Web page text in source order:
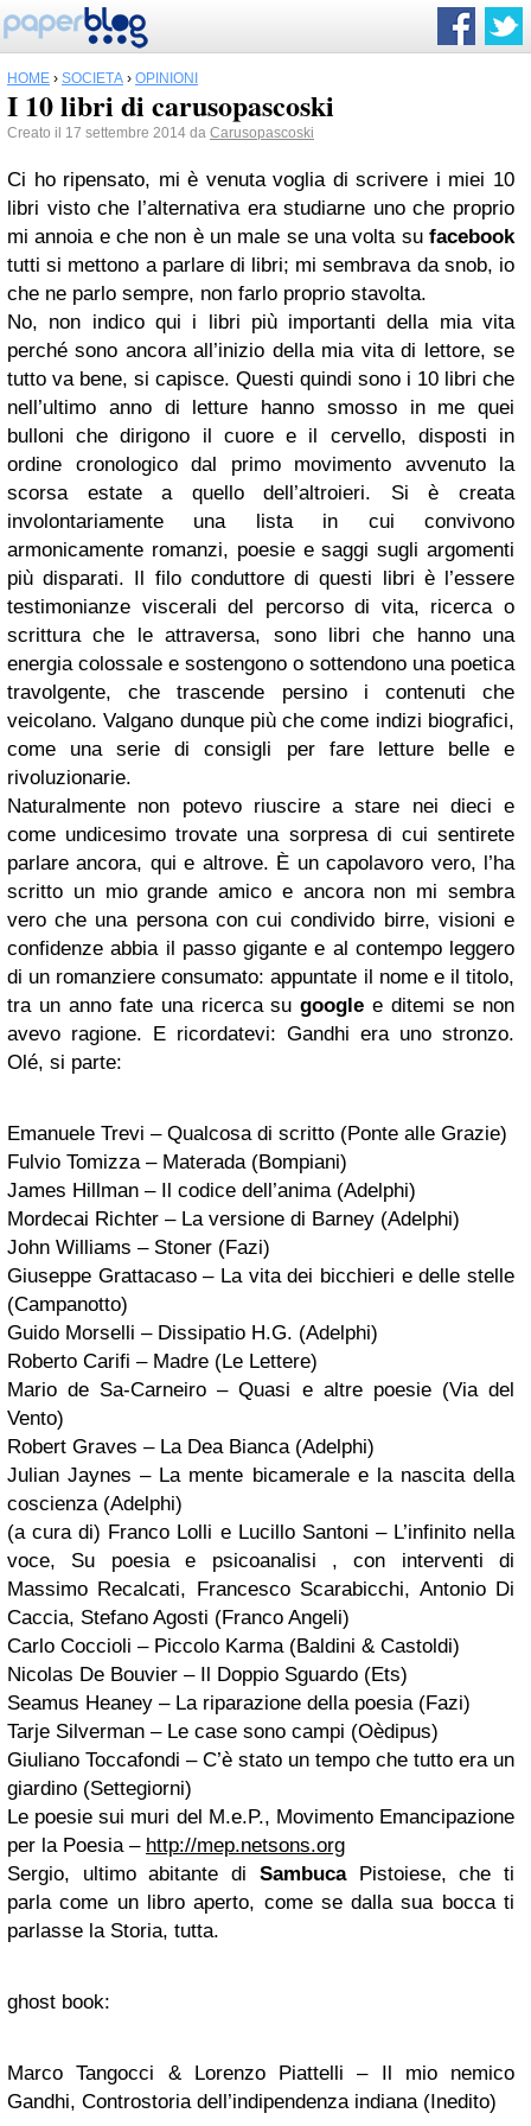
HOME › SOCIETÀ › OPINIONI
I 10 libri di carusopascoski
Creato il 17 settembre 2014 da Carusopascoski
Ci ho ripensato, mi è venuta voglia di scrivere i miei 10
libri visto che l’alternativa era studiarne uno che proprio
mi annoia e che non è un male se una volta su facebook
tutti si mettono a parlare di libri; mi sembrava da snob, io
che ne parlo sempre, non farlo proprio stavolta.
No, non indico qui i libri più importanti della mia vita
perché sono ancora all’inizio della mia vita di lettore, se
tutto va bene, si capisce. Questi quindi sono i 10 libri che
nell’ultimo anno di letture hanno smosso in me quei
bulloni che dirigono il cuore e il cervello, disposti in
ordine cronologico dal primo movimento avvenuto la
scorsa estate a quello dell’altroieri. Si è creata
involontariamente una lista in cui convivono
armonicamente romanzi, poesie e saggi sugli argomenti
più disparati. Il filo conduttore di questi libri è l’essere
testimonianze viscerali del percorso di vita, ricerca o
scrittura che le attraversa, sono libri che hanno una
energia colossale e sostengono o sottendono una poetica
travolgente, che trascende persino i contenuti che
veicolano. Valgano dunque più che come indizi biografici,
come una serie di consigli per fare letture belle e
rivoluzionarie.
Naturalmente non potevo riuscire a stare nei dieci e
come undicesimo trovate una sorpresa di cui sentirete
parlare ancora, qui e altrove. È un capolavoro vero, l’ha
scritto un mio grande amico e ancora non mi sembra
vero che una persona con cui condivido birre, visioni e
confidenze abbia il passo gigante e al contempo leggero
di un romanziere consumato: appuntate il nome e il titolo,
tra un anno fate una ricerca sugoogle e ditemi se non
avevo ragione. E ricordatevi: Gandhi era uno stronzo.
Olé, si parte:
Emanuele Trevi – Qualcosa di scritto (Ponte alle Grazie)
Fulvio Tomizza – Materada (Bompiani)
James Hillman – Il codice dell’anima (Adelphi)
Mordecai Richter – La versione di Barney (Adelphi)
John Williams – Stoner (Fazi)
Giuseppe Grattacaso – La vita dei bicchieri e delle stelle
(Campanotto)
Guido Morselli – Dissipatio H.G. (Adelphi)
Roberto Carifi – Madre (Le Lettere)
Mario de Sa-Carneiro – Quasi e altre poesie (Via del
Vento)
Robert Graves – La Dea Bianca (Adelphi)
Julian Jaynes – La mente bicamerale e la nascita della
coscienza (Adelphi)
(a cura di) Franco Lolli e Lucillo Santoni – L’infinito nella
voce, Su poesia e psicoanalisi , con interventi di
Massimo Recalcati, Francesco Scarabicchi, Antonio Di
Caccia, Stefano Agosti (Franco Angeli)
Carlo Coccioli – Piccolo Karma (Baldini & Castoldi)
Nicolas De Bouvier – Il Doppio Sguardo (Ets)
Seamus Heaney – La riparazione della poesia (Fazi)
Tarje Silverman – Le case sono campi (Oèdipus)
Giuliano Toccafondi – C’è stato un tempo che tutto era un
giardino (Settegiorni)
Le poesie sui muri del M.e.P., Movimento Emancipazione
per la Poesia – http://mep.netsons.org
Sergio, ultimo abitante di SambucaPistoiese, che ti
parla come un libro aperto, come se dalla sua bocca ti
parlasse la Storia, tutta.
ghost book:
Marco Tangocci & Lorenzo Piattelli – Il mio nemico
Gandhi, Controstoria dell’indipendenza indiana (Inedito)